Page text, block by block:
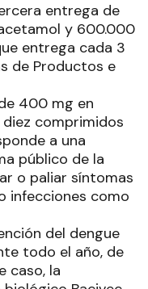
entrega de
y 600.000
entrega cada 3
de Productos e
400 mg en
comprimidos
a una
público de la
o paliar síntomas
infecciones como
del dengue
todo el año, de
caso, la